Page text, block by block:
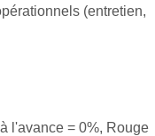
(entretien,
l'avance = 0%, Rouge